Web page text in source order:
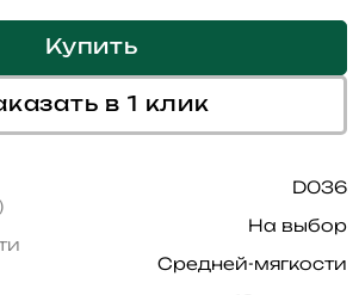
Купить
в 1 клик
D036
На выбор
Средней-мягкости